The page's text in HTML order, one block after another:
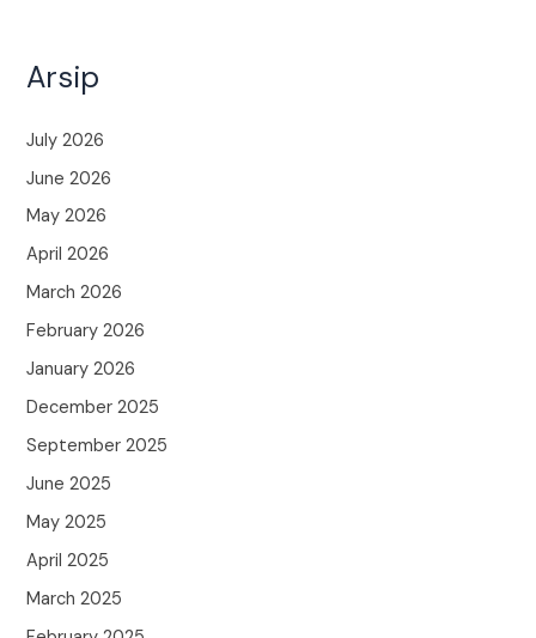
Arsip
July 2026
June 2026
May 2026
April 2026
March 2026
February 2026
January 2026
December 2025
September 2025
June 2025
May 2025
April 2025
March 2025